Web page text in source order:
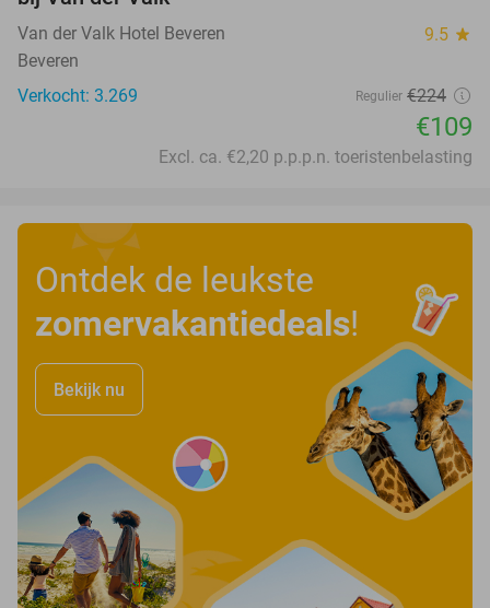
Van der Valk Hotel Beveren 9.5 star
Beveren
Verkocht: 3.269
Regulier €224
€109
Excl. ca. €2,20 p.p.p.n. toeristenbelasting
Ontdek de leukste
zomervakantiedeals!
Bekijk nu